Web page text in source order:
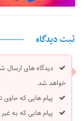
ثبت دیدگاه
دیدگاه های ارسال
خواهد شد.
پیام هایی که حاوی
پیام هایی که به